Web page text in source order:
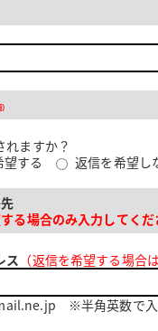
れますか？
望する
返信を希望し
る場合のみ入力してくだ
ス （返信を希望する場合
※半角英数で入